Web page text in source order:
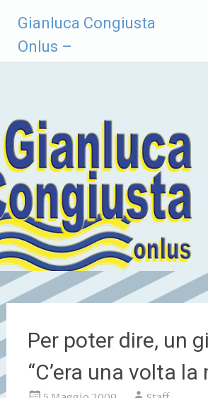
contenuto
Gianluca Congiusta
Onlus –
Per poter dire, un
“C’era una volta la